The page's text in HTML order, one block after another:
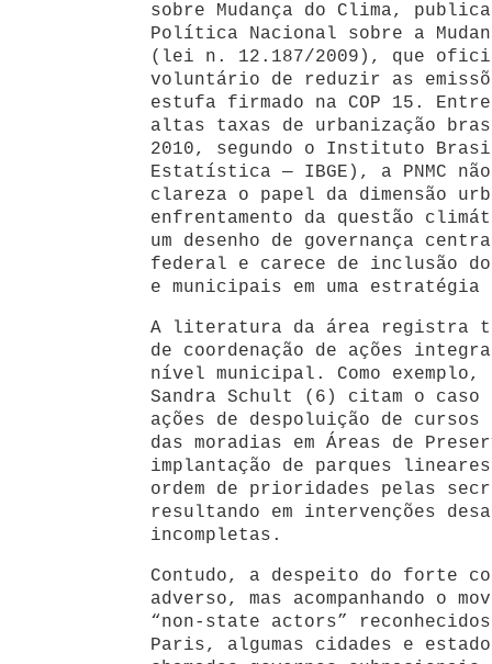
sobre Mudança do Clima,
Política Nacional sobre a
(lei n. 12.187/2009), que
voluntário de reduzir as
estufa firmado na COP 15.
altas taxas de urbanização
2010, segundo o Instituto
Estatística — IBGE), a PNMC
clareza o papel da dimensão
enfrentamento da questão
um desenho de governança
federal e carece de inclusão
e municipais em uma
A literatura da área registra
de coordenação de ações
nível municipal. Como exemplo,
Sandra Schult (6) citam o caso
ações de despoluição de cursos
das moradias em Áreas de
implantação de parques lineares
ordem de prioridades pelas
resultando em intervenções
incompletas.
Contudo, a despeito do forte
adverso, mas acompanhando o
“non-state actors”
Paris, algumas cidades e